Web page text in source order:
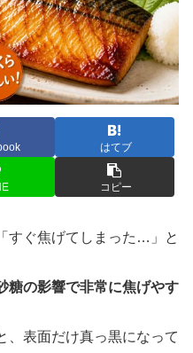
はてブ
コピー
すぐ焦げてしまった…」と
糖の影響で非常に焦げやす
、表面だけ真っ黒になって